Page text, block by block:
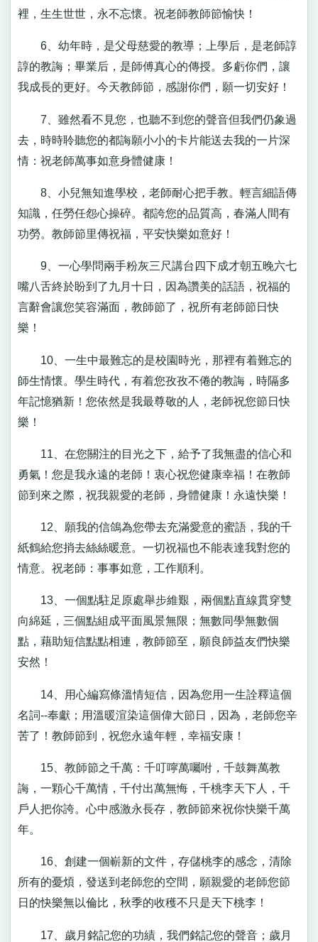
裡，生生世世，永不忘懷。祝老師教師節愉快！
6、幼年時，是父母慈愛的教導；上學后，是老師諄
諄的教誨；畢業后，是師傅真心的傳授。多虧你們，讓
我成長的更好。今天教師節，感謝你們，願一切安好！
7、雖然看不見您，也聽不到您的聲音但我們仍象過
去，時時聆聽您的都誨願小小的卡片能送去我的一片深
情：祝老師萬事如意身體健康！
8、小兒無知進學校，老師耐心把手教。輕言細語傳
知識，任勞任怨心操碎。都誇您的品質高，春滿人間有
功勞。教師節里傳祝福，平安快樂如意好！
9、一心學問兩手粉灰三尺講台四下成才朝五晚六七
嘴八舌終於盼到了九月十日，因為讚美的話語，祝福的
言辭會讓您笑容滿面，教師節了，祝所有老師節日快
樂！
10、一生中最難忘的是校園時光，那裡有着難忘的
師生情懷。學生時代，有着您孜孜不倦的教誨，時隔多
年記憶猶新！您依然是我最尊敬的人，老師祝您節日快
樂！
11、在您關注的目光之下，給予了我無盡的信心和
勇氣！您是我永遠的老師！衷心祝您健康幸福！在教師
節到來之際，祝我親愛的老師，身體健康！永遠快樂！
12、願我的信鴿為您帶去充滿愛意的蜜語，我的千
紙鶴給您捎去絲絲暖意。一切祝福也不能表達我對您的
情意。祝老師：事事如意，工作順利。
13、一個點駐足原處舉步維艱，兩個點直線貫穿雙
向綿延，三個點組成平面風景無限；無數同學無數個
點，藉助短信點點相連，教師節至，願良師益友們快樂
安然！
14、用心編寫條溫情短信，因為您用一生詮釋這個
名詞--奉獻；用溫暖渲染這個偉大節日，因為，老師您辛
苦了！教師節到，祝您永遠年輕，幸福安康！
15、教師節之千萬：千叮嚀萬囑咐，千鼓舞萬教
誨，一顆心千萬情，千付出萬無悔，千桃李天下人，千
戶人把你誇。心中感激永長存，教師節來祝你快樂千萬
年。
16、創建一個嶄新的文件，存儲桃李的感念，清除
所有的憂煩，發送到老師您的空間，願親愛的老師您節
日的快樂無以倫比，秋季的收穫不只是天下桃李！
17、歲月銘記您的功績，我們銘記您的聲音；歲月